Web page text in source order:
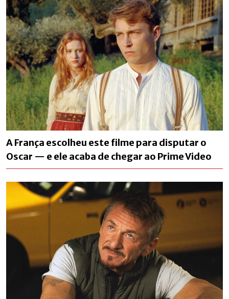
A França escolheu este filme para disputar o
Oscar — e ele acaba de chegar ao Prime Video